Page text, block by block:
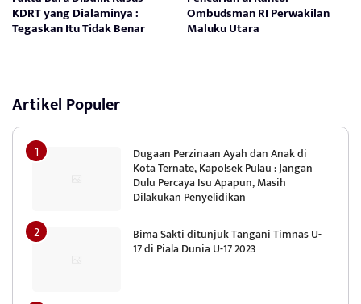
KDRT yang Dialaminya :
Tegaskan Itu Tidak Benar
Ombudsman RI Perwakilan
Maluku Utara
Artikel Populer
Dugaan Perzinaan Ayah dan Anak di
Kota Ternate, Kapolsek Pulau : Jangan
Dulu Percaya Isu Apapun, Masih
Dilakukan Penyelidikan
Bima Sakti ditunjuk Tangani Timnas U-
17 di Piala Dunia U-17 2023